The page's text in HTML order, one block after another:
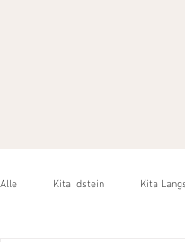
Alle Kita Idstein Kita